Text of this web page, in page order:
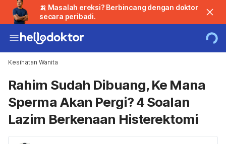
🍌 Masalah ereksi? Berbincang dengan doktor
secara peribadi.
Kesihatan Wanita
Rahim Sudah Dibuang, Ke Mana
Sperma Akan Pergi? 4 Soalan
Lazim Berkenaan Histerektomi